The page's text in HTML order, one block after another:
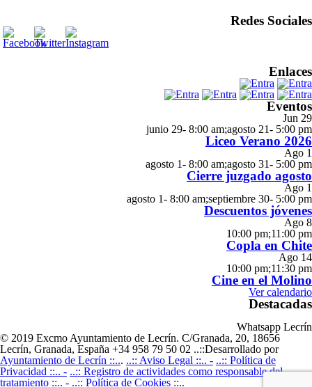
Redes Sociales
Enlaces
Eventos
Jun 29
junio 29- 8:00 am;agosto 21- 5:00 pm
Liceo Verano 2026
Ago 1
agosto 1- 8:00 am;agosto 31- 5:00 pm
Cierre juzgado agosto
Ago 1
agosto 1- 8:00 am;septiembre 30- 5:00 pm
Descuentos jóvenes
Ago 8
10:00 pm;11:00 pm
Copla en Chite
Ago 14
10:00 pm;11:30 pm
Cine en el Molino
Ver calendario
Destacadas
Whatsapp Lecrín
© 2019 Excmo Ayuntamiento de Lecrín. C/Granada, 20, 18656
Lecrín, Granada, España +34 958 79 50 02 ..::Desarrollado por
Ayuntamiento de Lecrín ::... ..:: Aviso Legal ::.. - ..:: Política de
Privacidad ::.. - ..:: Registro de actividades como responsable del
tratamiento ::.. - ..:: Política de Cookies ::..